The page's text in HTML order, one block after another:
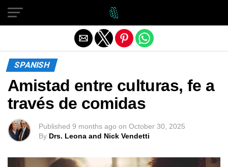
SPANISH
Amistad entre culturas, fe a
través de comidas
Published 9 months ago on October 30, 2025
By Drs. Leona and Nick Vendetti
Exit mobile version